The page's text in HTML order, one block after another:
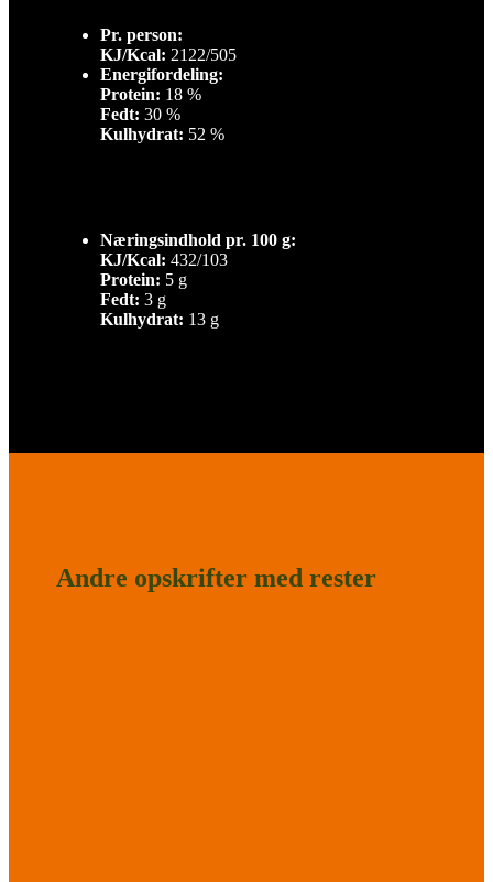
Pr. person:
KJ/Kcal: 2122/505
Energifordeling:
Protein: 18 %
Fedt: 30 %
Kulhydrat: 52 %
Næringsindhold pr. 100 g:
KJ/Kcal: 432/103
Protein: 5 g
Fedt: 3 g
Kulhydrat: 13 g
Andre opskrifter med rester